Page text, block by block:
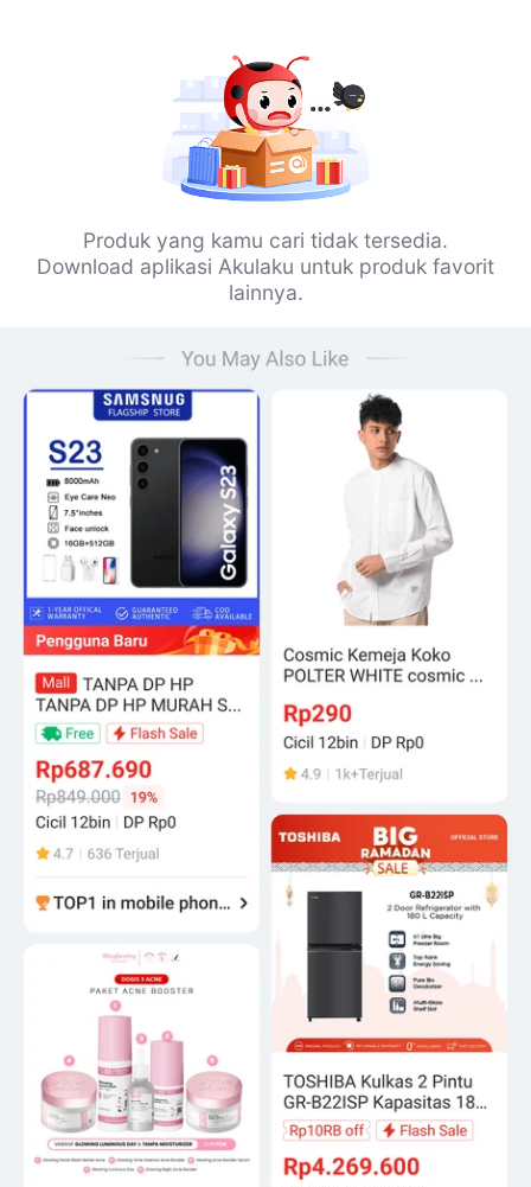
Produk yang kamu cari tidak tersedia.
Download aplikasi Akulaku untuk produk favorit
lainnya.